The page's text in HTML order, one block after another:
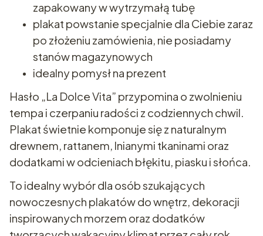
zapakowany w wytrzymałą tubę
plakat powstanie specjalnie dla Ciebie zaraz
po złożeniu zamówienia, nie posiadamy
stanów magazynowych
idealny pomysł na prezent
Hasło „La Dolce Vita” przypomina o zwolnieniu
tempa i czerpaniu radości z codziennych chwil.
Plakat świetnie komponuje się z naturalnym
drewnem, rattanem, lnianymi tkaninami oraz
dodatkami w odcieniach błękitu, piasku i słońca.
To idealny wybór dla osób szukających
nowoczesnych plakatów do wnętrz, dekoracji
inspirowanych morzem oraz dodatków